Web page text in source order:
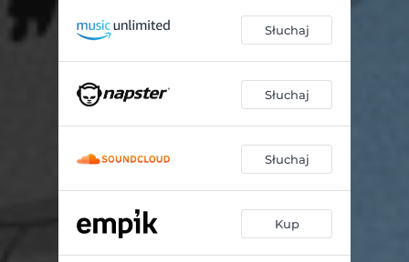
Słuchaj
Słuchaj
Słuchaj
Kup